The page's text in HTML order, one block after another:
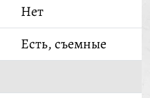
Нет
Есть, съемные